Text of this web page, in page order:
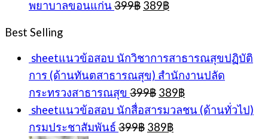
พยาบาลขอนแก่น 399฿ Original
389฿Current
Best Selling
sheetแนวข้อสอบ นักวิชาการสาธารณสุขปฏิบัติ
การ (ด้านทันตสาธารณสุข) สำนักงานปลัด
กระทรวงสาธารณสุข 399฿ Original
was:
399฿.
389฿Current
price
is:
sheetแนวข้อสอบ นักสื่อสารมวลชน (ด้านทั่วไป)
กรมประชาสัมพันธ์ 399฿ Original
389฿Current